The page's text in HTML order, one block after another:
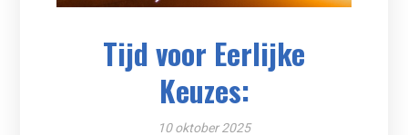
Tijd voor Eerlijke
Keuzes:
10 oktober 2025